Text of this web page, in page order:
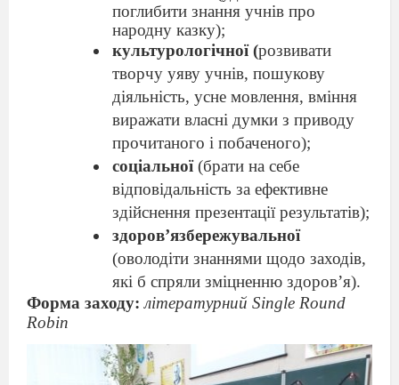
поглибити знання учнів про
народну казку);
культурологічної (розвивати
творчу уяву учнів, пошукову
діяльність, усне мовлення, вміння
виражати власні думки з приводу
прочитаного і побаченого);
соціальної(брати на себе
відповідальність за ефективне
здійснення презентації результатів);
здоров’язбережувальної
(оволодіти знаннями щодо заходів,
які б спряли зміцненню здоров’я).
Форма заходу: літературний Single Round
Robin